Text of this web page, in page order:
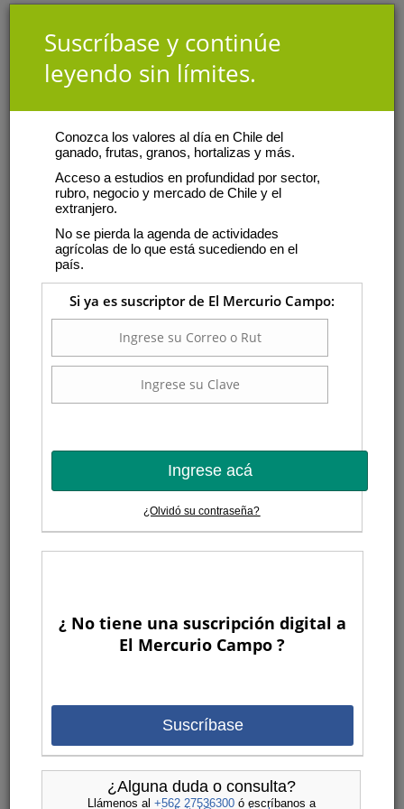
Suscríbase y continúe
leyendo sin límites.
Conozca los valores al día en Chile del
ganado, frutas, granos, hortalizas y más.
Acceso a estudios en profundidad por sector,
rubro, negocio y mercado de Chile y el
extranjero.
No se pierda la agenda de actividades
agrícolas de lo que está sucediendo en el
país.
Si ya es suscriptor de El Mercurio Campo:
Ingrese acá
¿Olvidó su contraseña?
¿ No tiene una suscripción digital a
El Mercurio Campo ?
Suscríbase
¿Alguna duda o consulta?
Llámenos al +562 27536300ó escríbanos a